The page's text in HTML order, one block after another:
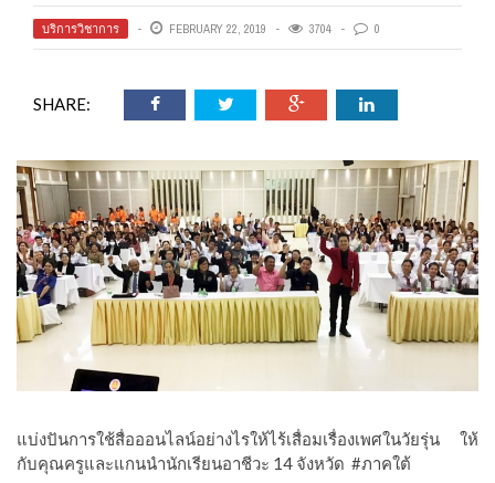
บริการวิชาการ FEBRUARY 22, 2019 3704 0
SHARE:
แบ่งปันการใช้สื่อออนไลน์อย่างไรให้ไร้เสื่อมเรื่องเพศในวัยรุ่น ให้
กับคุณครูและแกนนำนักเรียนอาชีวะ 14 จังหวัด #ภาคใต้